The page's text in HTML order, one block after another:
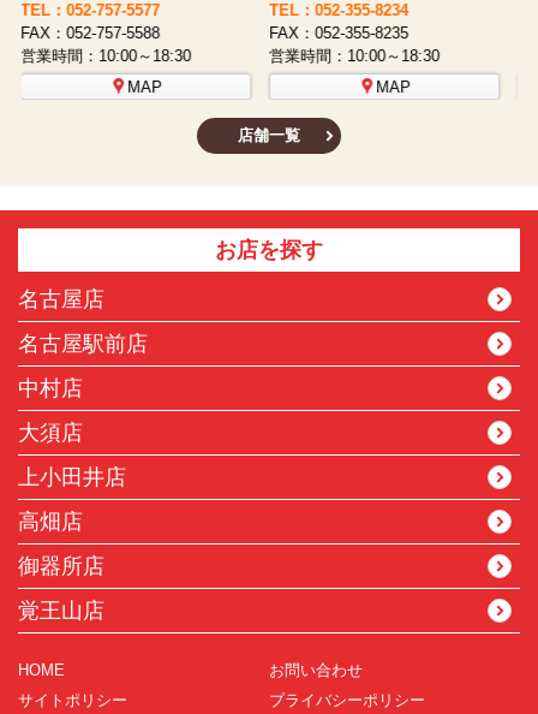
TEL：052-508-5933
FAX：052-508-5930
営業時間：10:00～18:30
MAP
TEL：052-481-0853
FAX：052-481-3587
営業時間：10:00～18:30
MAP
店舗一覧
お店を探す
名古屋店
名古屋駅前店
中村店
大須店
上小田井店
高畑店
御器所店
覚王山店
HOME
お問い合わせ
サイトポリシー
プライバシーポリシー